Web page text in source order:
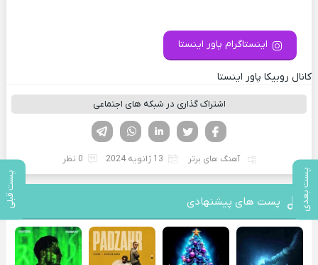
پست بعدی پست قبلی
اینستاگرام پاور اینستا
کانال روبیکا پاور اینستا
اشتراک گذاری در شبکه های اجتماعی
لینکدین تویتر
فیسوک
آهنگ های برتر 13 ژانویه 2024 0 نظر
پست های پیشنهادی